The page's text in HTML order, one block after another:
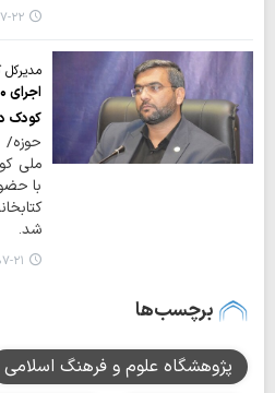
۱۴۰۳-
مدیرکل
کودک
با
شد.
۱۴۰۳-
برچسب‌ها
پژوهشگاه علوم و فرهنگ اسلامی